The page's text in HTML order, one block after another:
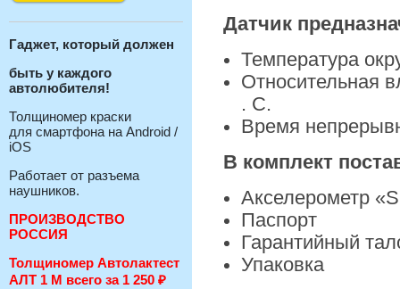
Гаджет, который должен
быть у каждого
автолюбителя!
Толщиномер краски
для смартфона на Android /
iOS
Работает от разъема
наушников.
ПРОИЗВОДСТВО
РОССИЯ
Толщиномер Автолактест
АЛТ 1 М всего за 1 250 ₽
Датчик
Температура
Относительная
. С.
Время
В комплект
Акселерометр
Паспорт
Гарантийный
Упаковка